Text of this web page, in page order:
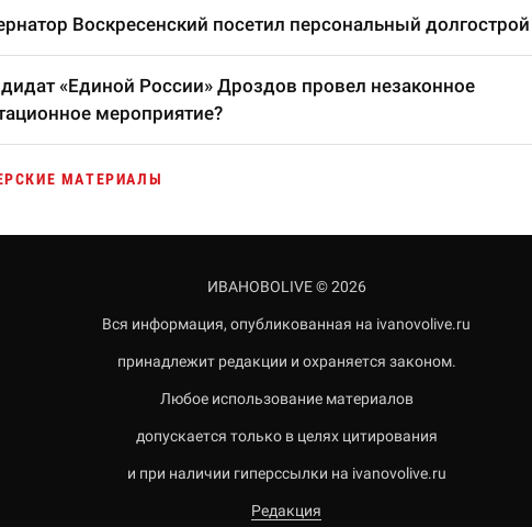
Воскресенский посетил персональный долгострой
«Единой России» Дроздов провел незаконное
мероприятие?
МАТЕРИАЛЫ
ИВАНОВОLIVE © 2026
Вся информация, опубликованная на ivanovolive.ru
принадлежит редакции и охраняется законом.
Любое использование материалов
допускается только в целях цитирования
и при наличии гиперссылки на ivanovolive.ru
Редакция